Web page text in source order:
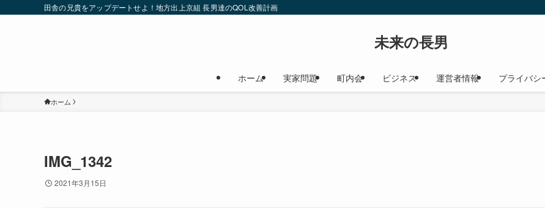
田舎の兄貴をアップデートせよ！地方出上京組 長男達のQOL改善計画
未来の長男
ホーム 実家問題 町内会 ビジネス 運営者情報 プライバシ
ホーム
IMG_1342
2021年3月15日